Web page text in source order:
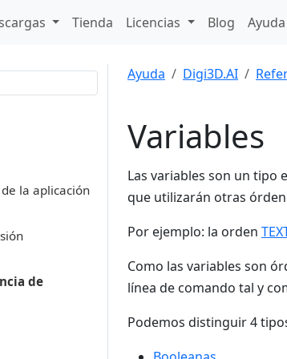
Tienda Licencias Blog Ayuda
la aplicación
de
Ayuda Digi3D.AI
Variables
Las variables son un tipo
que utilizarán otras
Por ejemplo: la orden
Como las variables son
línea de comando tal y
Podemos distinguir 4